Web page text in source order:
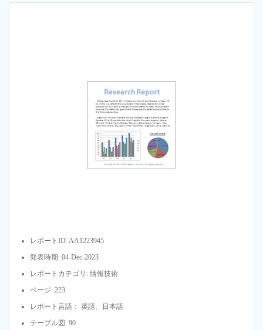
レポートID: AA1223945
発表時期: 04-Dec-2023
レポートカテゴリ: 情報技術
ページ: 223
レポート言語： 英語、日本語
テーブル図: 90